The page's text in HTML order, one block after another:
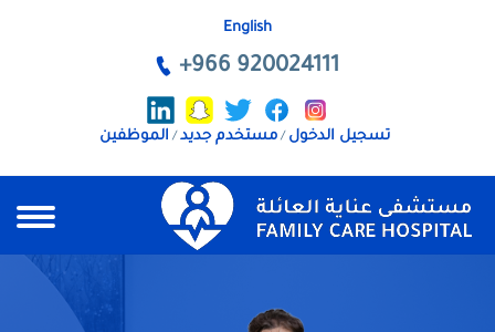
English
+966 920024111
تسجيل الدخول / مستخدم جديد / الموظفين